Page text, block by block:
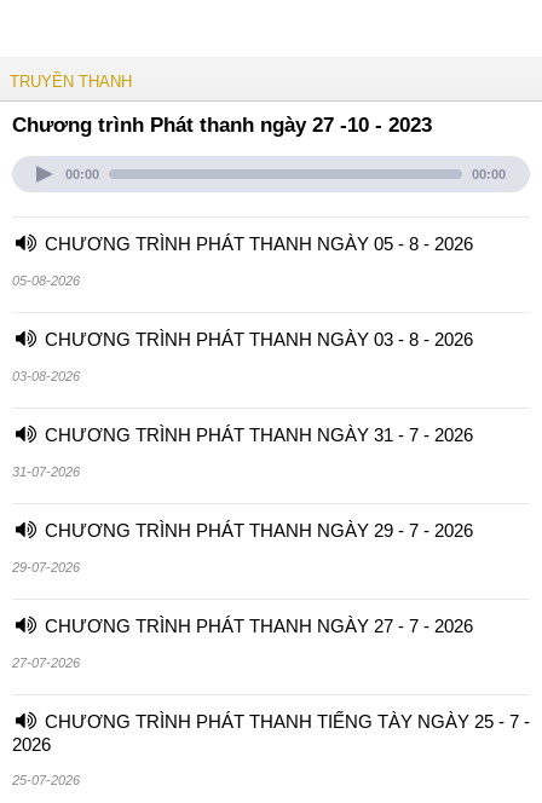
TRUYỀN THANH
Chương trình Phát thanh ngày 27 -10 - 2023
00:00 00:00
CHƯƠNG TRÌNH PHÁT THANH NGÀY 05 - 8 - 2026
05-08-2026
CHƯƠNG TRÌNH PHÁT THANH NGÀY 03 - 8 - 2026
03-08-2026
CHƯƠNG TRÌNH PHÁT THANH NGÀY 31 - 7 - 2026
31-07-2026
CHƯƠNG TRÌNH PHÁT THANH NGÀY 29 - 7 - 2026
29-07-2026
CHƯƠNG TRÌNH PHÁT THANH NGÀY 27 - 7 - 2026
27-07-2026
CHƯƠNG TRÌNH PHÁT THANH TIẾNG TÀY NGÀY 25 - 7 -
2026
25-07-2026